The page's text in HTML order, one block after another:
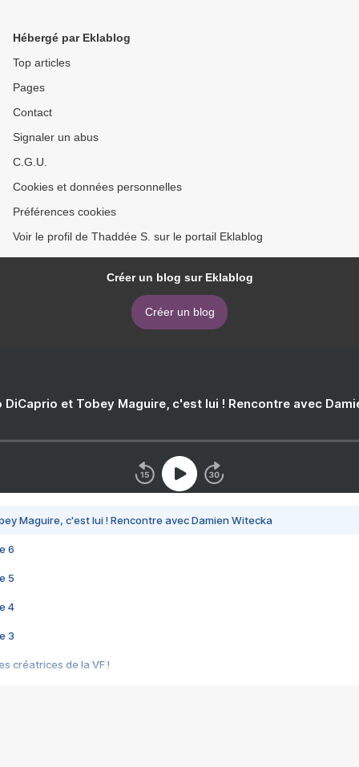
Hébergé par Eklablog
Top articles
Pages
Contact
Signaler un abus
C.G.U.
Cookies et données personnelles
Préférences cookies
Voir le profil de Thaddée S. sur le portail Eklablog
Créer un blog sur Eklablog
Créer un blog
DiCaprio et Tobey Maguire, c'est lui ! Rencontre avec
Maguire, c'est lui ! Rencontre avec Damien Witecka
6
5
4
3
créatrices de la VF !